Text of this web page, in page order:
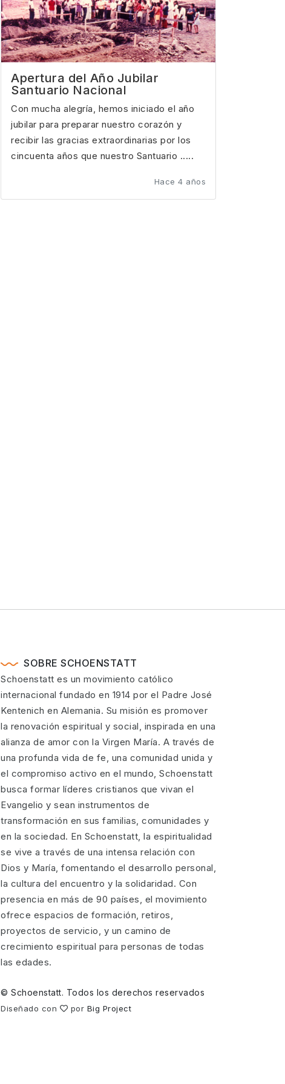
Apertura del Año Jubilar
Santuario Nacional
Con mucha alegría, hemos iniciado el año
jubilar para preparar nuestro corazón y
recibir las gracias extraordinarias por los
cincuenta años que nuestro Santuario .....
Hace 4 años
SOBRE SCHOENSTATT
Schoenstatt es un movimiento católico
internacional fundado en 1914 por el Padre José
Kentenich en Alemania. Su misión es promover
la renovación espiritual y social, inspirada en una
alianza de amor con la Virgen María. A través de
una profunda vida de fe, una comunidad unida y
el compromiso activo en el mundo, Schoenstatt
busca formar líderes cristianos que vivan el
Evangelio y sean instrumentos de
transformación en sus familias, comunidades y
en la sociedad. En Schoenstatt, la espiritualidad
se vive a través de una intensa relación con
Dios y María, fomentando el desarrollo personal,
la cultura del encuentro y la solidaridad. Con
presencia en más de 90 países, el movimiento
ofrece espacios de formación, retiros,
proyectos de servicio, y un camino de
crecimiento espiritual para personas de todas
las edades.
© Schoenstatt. Todos los derechos reservados
Diseñado con por Big Project